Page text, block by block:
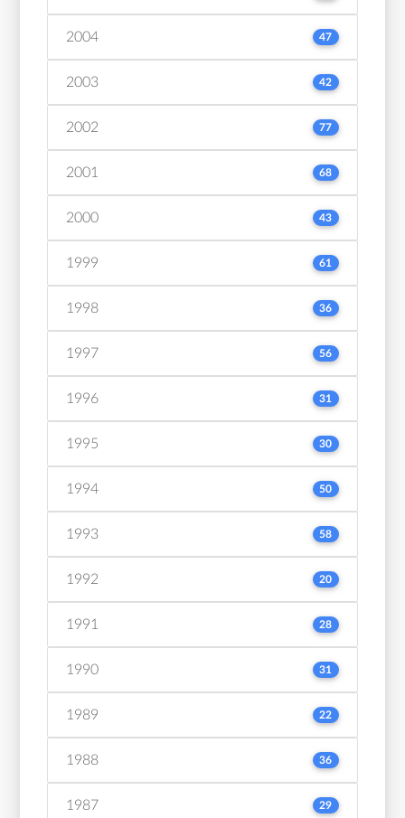
2004 47
2003 42
2002 77
2001 68
2000 43
1999 61
1998 36
1997 56
1996 31
1995 30
1994 50
1993 58
1992 20
1991 28
1990 31
1989 22
1988 36
1987 29